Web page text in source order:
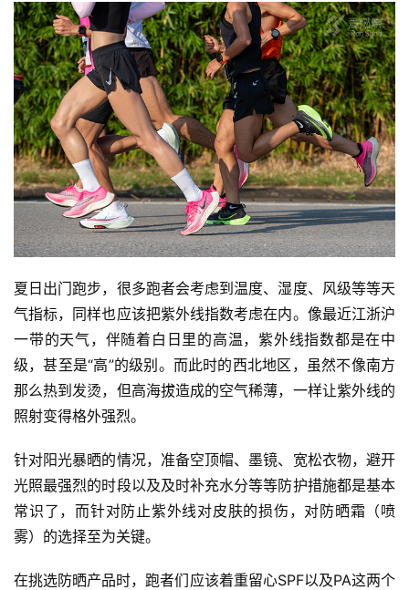
夏日出门跑步，很多跑者会考虑到温度、湿度、风级等等天
气指标，同样也应该把紫外线指数考虑在内。像最近江浙沪
一带的天气，伴随着白日里的高温，紫外线指数都是在中
级，甚至是“高”的级别。而此时的西北地区，虽然不像南方
那么热到发烫，但高海拔造成的空气稀薄，一样让紫外线的
照射变得格外强烈。
针对阳光暴晒的情况，准备空顶帽、墨镜、宽松衣物，避开
光照最强烈的时段以及及时补充水分等等防护措施都是基本
常识了，而针对防止紫外线对皮肤的损伤，对防晒霜（喷
雾）的选择至为关键。
在挑选防晒产品时，跑者们应该着重留心SPF以及PA这两个